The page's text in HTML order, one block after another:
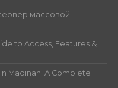
массовой
to Access, Features &
Madinah: A Complete